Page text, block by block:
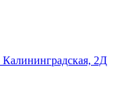
2Д